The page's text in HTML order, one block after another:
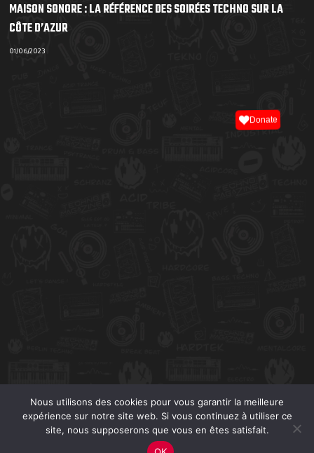
MAISON SONORE : LA RÉFÉRENCE DES SOIRÉES TECHNO SUR LA
CÔTE D’AZUR
01/06/2023
Nous utilisons des cookies pour vous garantir la meilleure
expérience sur notre site web. Si vous continuez à utiliser ce
site, nous supposerons que vous en êtes satisfait.
Donate